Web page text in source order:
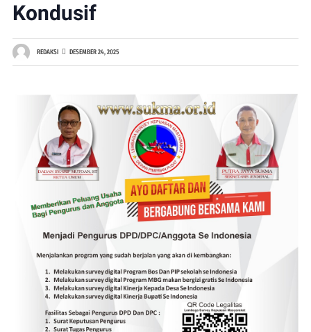
Kondusif
REDAKSI DESEMBER 24, 2025